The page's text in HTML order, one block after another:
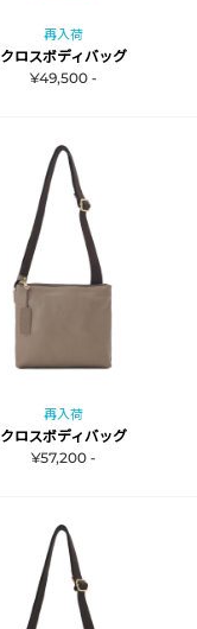
再入荷
クロスボディバッグ
¥49,500 -
再入荷
クロスボディバッグ
¥57,200 -